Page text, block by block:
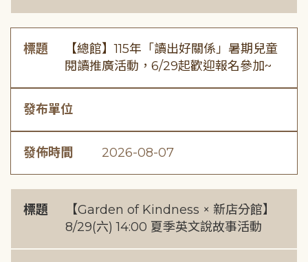
標題
【總館】115年「讀出好關係」暑期兒童
閱讀推廣活動，6/29起歡迎報名參加~
發布單位
發佈時間 2026-08-07
標題
【Garden of Kindness × 新店分館】
8/29(六) 14:00 夏季英文說故事活動